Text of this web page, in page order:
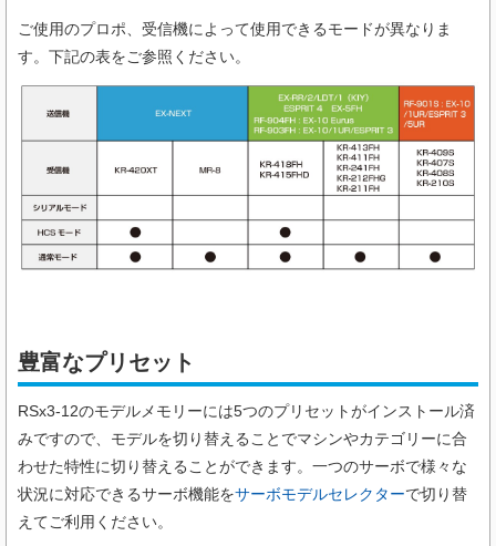
ご使用のプロポ、受信機によって使用できるモードが異なりま
す。下記の表をご参照ください。
豊富なプリセット
RSx3-12のモデルメモリーには5つのプリセットがインストール済
みですので、モデルを切り替えることでマシンやカテゴリーに合
わせた特性に切り替えることができます。一つのサーボで様々な
状況に対応できるサーボ機能をサーボモデルセレクターで切り替
えてご利用ください。